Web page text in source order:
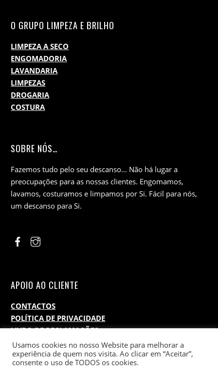
O GRUPO LIMPEZA E BRILHO
LIMPEZA A SECO
ENGOMADORIA
LAVANDARIA
LIMPEZAS
DROGARIA
COSTURA
SOBRE NÓS…
Fazemos tudo pelo seu descanso… Não há lugar a
preocupações para as nossas clientes. Engomamos,
lavamos, costuramos e limpamos por Si. Fácil para nós,
um descanso para Si.
APOIO AO CLIENTE
CONTACTOS
POLÍTICA DE PRIVACIDADE
LIVRO DE RECLAMAÇÕES
Usamos cookies no nosso Website para melhorar a
experiência de quem nos visita. Ao clicar em “Aceitar”,
consente o uso de TODOS os cookies.